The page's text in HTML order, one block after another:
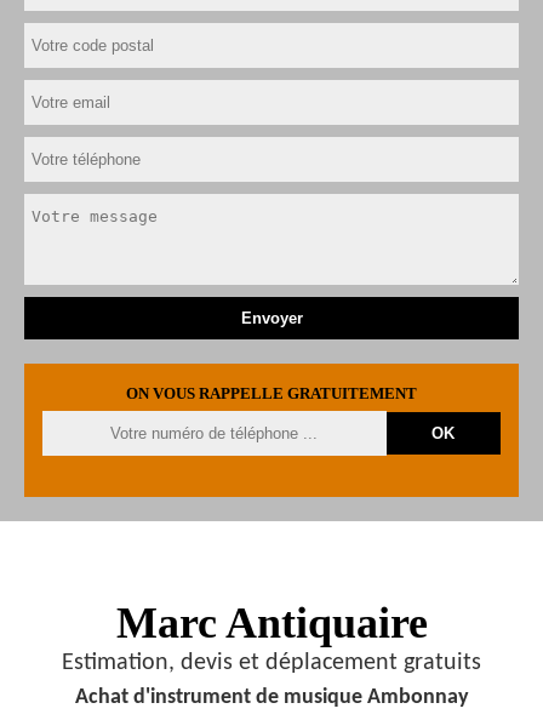
ON VOUS RAPPELLE GRATUITEMENT
Marc Antiquaire
Estimation, devis et déplacement gratuits
Achat d'instrument de musique Ambonnay